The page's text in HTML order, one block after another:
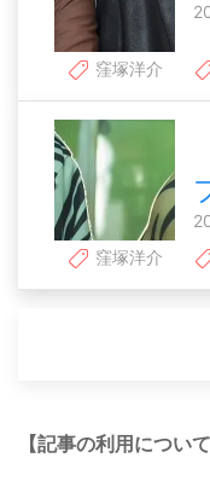
窪塚洋介
窪塚洋介
【記事の利用について